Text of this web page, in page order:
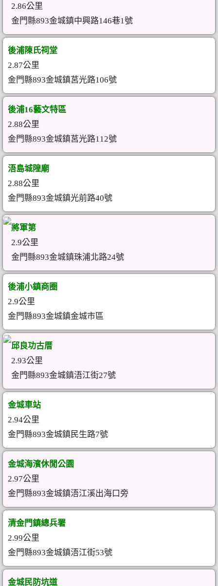
2.86公里
金門縣893金城鎮中興路146巷1號
後浦陳氏祠堂
2.87公里
金門縣893金城鎮莒光路106號
後浦16藝文特區
2.88公里
金門縣893金城鎮莒光路112號
浯島城隍廟
2.88公里
金門縣893金城鎮光前路40號
將軍第
2.9公里
金門縣893金城鎮珠浦北路24號
後浦小鎮商圈
2.9公里
金門縣893金城鎮金城市區
邱良功古厝
2.93公里
金門縣893金城鎮浯江街27號
金城車站
2.94公里
金門縣893金城鎮民生路7號
金城海濱休閒公園
2.97公里
金門縣893金城鎮浯江溪出海口旁
清金門鎮總兵署
2.99公里
金門縣893金城鎮浯江街53號
金城民防坑道